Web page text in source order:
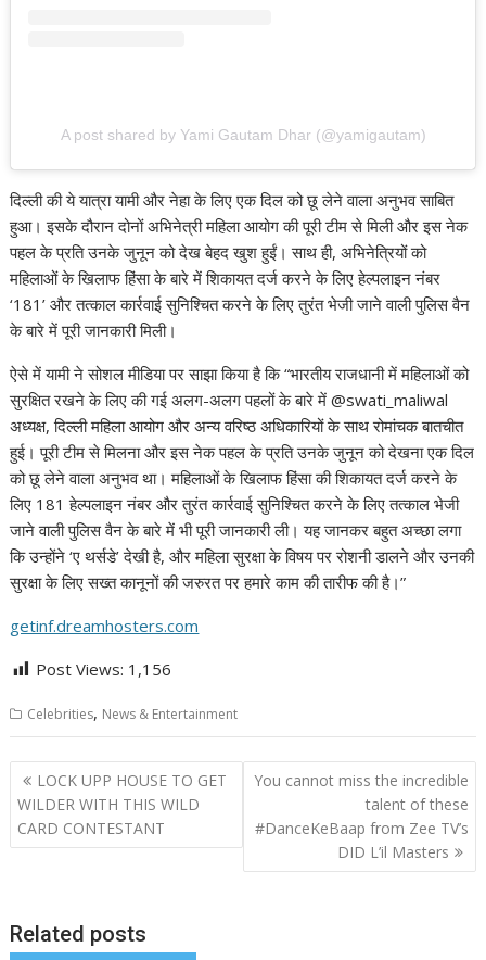
A post shared by Yami Gautam Dhar (@yamigautam)
दिल्ली की ये यात्रा यामी और नेहा के लिए एक दिल को छू लेने वाला अनुभव साबित
हुआ। इसके दौरान दोनों अभिनेत्री महिला आयोग की पूरी टीम से मिली और इस नेक
पहल के प्रति उनके जुनून को देख बेहद खुश हुईं। साथ ही, अभिनेत्रियों को
महिलाओं के खिलाफ हिंसा के बारे में शिकायत दर्ज करने के लिए हेल्पलाइन नंबर
‘181’ और तत्काल कार्रवाई सुनिश्चित करने के लिए तुरंत भेजी जाने वाली पुलिस वैन
के बारे में पूरी जानकारी मिली।
ऐसे में यामी ने सोशल मीडिया पर साझा किया है कि “भारतीय राजधानी में महिलाओं को
सुरक्षित रखने के लिए की गई अलग-अलग पहलों के बारे में @swati_maliwal
अध्यक्ष, दिल्ली महिला आयोग और अन्य वरिष्ठ अधिकारियों के साथ रोमांचक बातचीत
हुई। पूरी टीम से मिलना और इस नेक पहल के प्रति उनके जुनून को देखना एक दिल
को छू लेने वाला अनुभव था। महिलाओं के खिलाफ हिंसा की शिकायत दर्ज करने के
लिए 181 हेल्पलाइन नंबर और तुरंत कार्रवाई सुनिश्चित करने के लिए तत्काल भेजी
जाने वाली पुलिस वैन के बारे में भी पूरी जानकारी ली। यह जानकर बहुत अच्छा लगा
कि उन्होंने ‘ए थर्सडे’ देखी है, और महिला सुरक्षा के विषय पर रोशनी डालने और उनकी
सुरक्षा के लिए सख्त कानूनों की जरुरत पर हमारे काम की तारीफ की है।”
getinf.dreamhosters.com
Post Views: 1,156
Celebrities, News & Entertainment
Post
navigation
LOCK UPP HOUSE TO GET
WILDER WITH THIS WILD
CARD CONTESTANT
You cannot miss the incredible
talent of these
#DanceKeBaap from Zee TV’s
DID L’il Masters
Related posts